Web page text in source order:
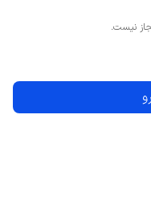
نیست.